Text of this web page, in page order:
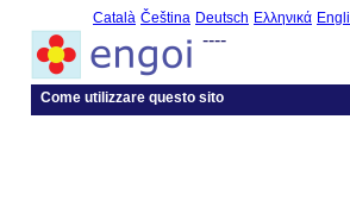
Català Čeština Deutsch Ελληνικά
----
Come utilizzare questo sito